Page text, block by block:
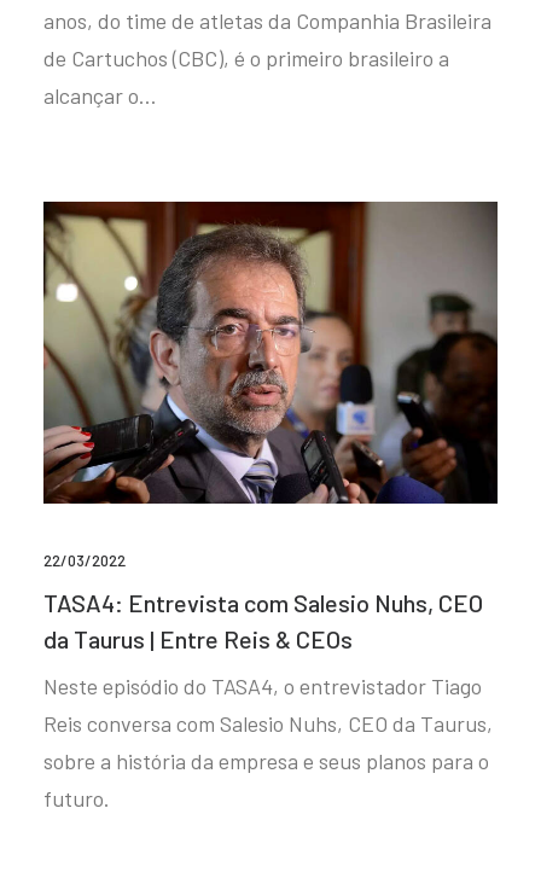
anos, do time de atletas da Companhia Brasileira
de Cartuchos (CBC), é o primeiro brasileiro a
alcançar o…
22/03/2022
TASA4: Entrevista com Salesio Nuhs, CEO
da Taurus | Entre Reis & CEOs
Neste episódio do TASA4, o entrevistador Tiago
Reis conversa com Salesio Nuhs, CEO da Taurus,
sobre a história da empresa e seus planos para o
futuro.